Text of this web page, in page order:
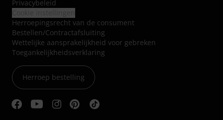
Privacybeleid
Herroepingsrecht van de consument
Bestellen/Contractafsluiting
Wettelijke aansprakelijkheid voor gebreken
Toegankelijkheidsverklaring
Herroep bestelling